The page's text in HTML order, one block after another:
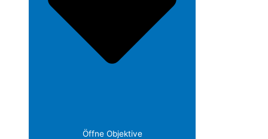
Öffne Objektive